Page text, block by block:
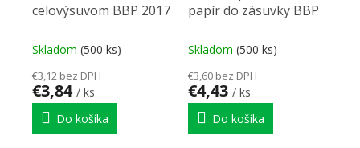
celovýsuvom BBP 2017
Skladom (500 ks)
€3,12 bez DPH
€3,84 / ks
Do košíka
papír do zásuvky BBP
Skladom (500 ks)
€3,60 bez DPH
€4,43 / ks
Do košíka